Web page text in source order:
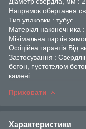
Напрямок обертання
Тип упаковки : тубус
Матеріал наконечника
Мінімальна партія
Офіційна гарантія Від
Застосування :
бетон, пустотелом
камені
Приховати
Характеристики